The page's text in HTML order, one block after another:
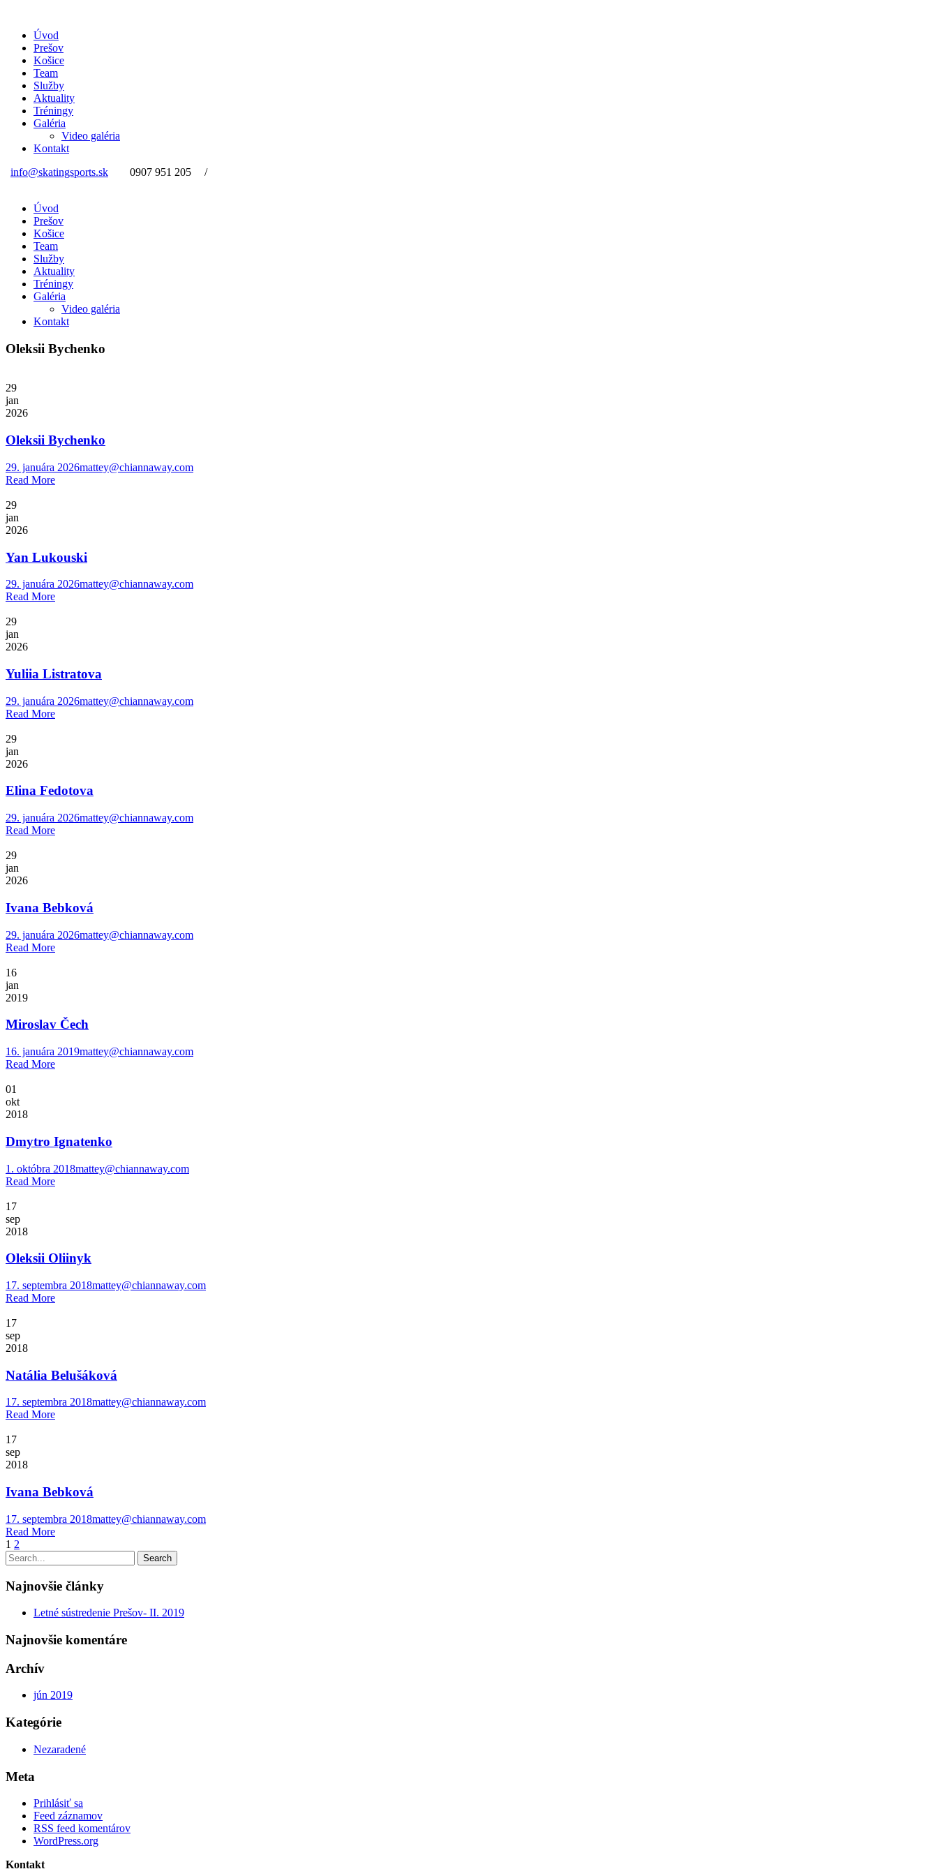
Úvod
Prešov
Košice
Team
Služby
Aktuality
Tréningy
Galéria
Video galéria
Kontakt
info@skatingsports.sk
0907 951 205 /
Úvod
Prešov
Košice
Team
Služby
Aktuality
Tréningy
Galéria
Video galéria
Kontakt
Oleksii Bychenko
29
jan
2026
Oleksii Bychenko
29. januára 2026mattey@chiannaway.com
Read More
29
jan
2026
Yan Lukouski
29. januára 2026mattey@chiannaway.com
Read More
29
jan
2026
Yuliia Listratova
29. januára 2026mattey@chiannaway.com
Read More
29
jan
2026
Elina Fedotova
29. januára 2026mattey@chiannaway.com
Read More
29
jan
2026
Ivana Bebková
29. januára 2026mattey@chiannaway.com
Read More
16
jan
2019
Miroslav Čech
16. januára 2019mattey@chiannaway.com
Read More
01
okt
2018
Dmytro Ignatenko
1. októbra 2018mattey@chiannaway.com
Read More
17
sep
2018
Oleksii Oliinyk
17. septembra 2018mattey@chiannaway.com
Read More
17
sep
2018
Natália Belušáková
17. septembra 2018mattey@chiannaway.com
Read More
17
sep
2018
Ivana Bebková
17. septembra 2018mattey@chiannaway.com
Read More
1 2
Najnovšie články
Letné sústredenie Prešov- II. 2019
Najnovšie komentáre
Archív
jún 2019
Kategórie
Nezaradené
Meta
Prihlásiť sa
Feed záznamov
RSS feed komentárov
WordPress.org
Kontakt